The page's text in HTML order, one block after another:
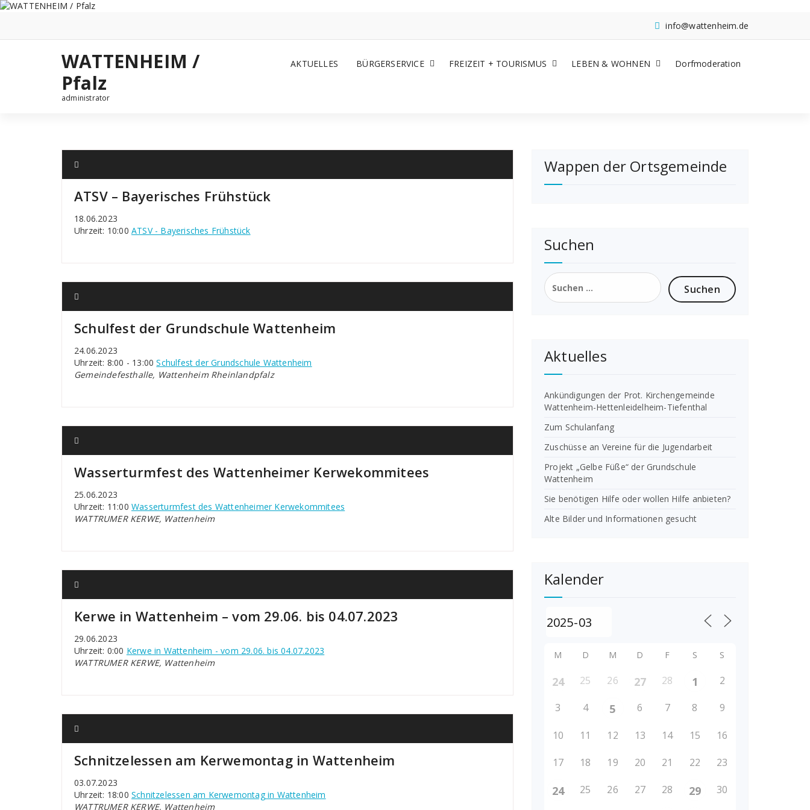
Zum
info@wattenheim.de
WATTENHEIM /
Pfalz
administrator
AKTUELLES BÜRGERSERVICE FREIZEIT + TOURISMUS LEBEN & WOHNEN Dorfmoderation
ATSV – Bayerisches Frühstück
18.06.2023
Uhrzeit: 10:00 ATSV - Bayerisches Frühstück
Schulfest der Grundschule Wattenheim
24.06.2023
Uhrzeit: 8:00 - 13:00Schulfest der Grundschule Wattenheim
Gemeindefesthalle, Wattenheim Rheinlandpfalz
Wasserturmfest des Wattenheimer Kerwekommitees
25.06.2023
Uhrzeit: 11:00 Wasserturmfest des Wattenheimer Kerwekommitees
WATTRUMER KERWE, Wattenheim
Kerwe in Wattenheim – vom 29.06. bis 04.07.2023
29.06.2023
Uhrzeit: 0:00 Kerwe in Wattenheim - vom 29.06. bis 04.07.2023
WATTRUMER KERWE, Wattenheim
Schnitzelessen am Kerwemontag in Wattenheim
03.07.2023
Uhrzeit: 18:00 Schnitzelessen am Kerwemontag in Wattenheim
WATTRUMER KERWE, Wattenheim
Wappen der Ortsgemeinde
Suchen
Suchen
nach:
Aktuelles
Ankündigungen der Prot. Kirchengemeinde
Wattenheim-Hettenleidelheim-Tiefenthal
Zum Schulanfang
Zuschüsse an Vereine für die Jugendarbeit
Projekt „Gelbe Füße“ der Grundschule
Wattenheim
Sie benötigen Hilfe oder wollen Hilfe anbieten?
Alte Bilder und Informationen gesucht
Kalender
M D M D F S S
24 25 26 27 28 1 2
3 4 5 6 7 8 9
10 11 12 13 14 15 16
17 18 19 20 21 22 23
24 25 26 27 28 29 30